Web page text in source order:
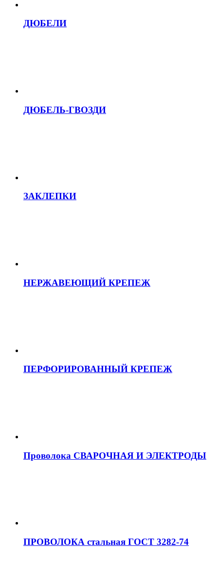
ДЮБЕЛИ
ДЮБЕЛЬ-ГВОЗДИ
ЗАКЛЕПКИ
НЕРЖАВЕЮЩИЙ КРЕПЕЖ
ПЕРФОРИРОВАННЫЙ КРЕПЕЖ
Проволока СВАРОЧНАЯ И ЭЛЕКТРОДЫ
ПРОВОЛОКА стальная ГОСТ 3282-74